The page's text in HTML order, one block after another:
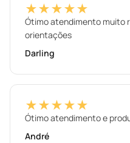
★★★★★
Ótimo atendimento muito
orientações
Darling
★★★★★
Ótimo atendimento e
André